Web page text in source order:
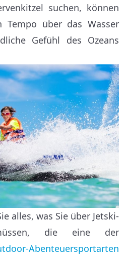
suchen, können
Tempo über das Wasser
Gefühl des Ozeans
alles, was Sie über Jetski-
die eine der
Abenteuersportarten